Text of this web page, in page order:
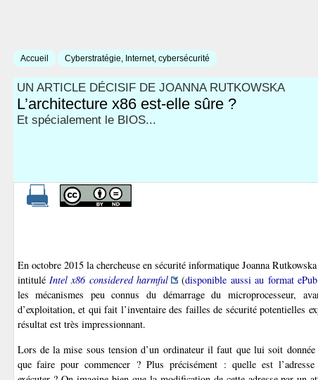
Accueil Cyberstratégie, Internet, cybersécurité
UN ARTICLE DÉCISIF DE JOANNA RUTKOWSKA
L’architecture x86 est-elle sûre ?
Et spécialement le BIOS...
En octobre 2015 la chercheuse en sécurité informatique Joanna
intitulé Intel x86 considered harmful (disponible aussi au format ePub
les mécanismes peu connus du démarrage du microprocesseur,
d’exploitation, et qui fait l’inventaire des failles de sécurité potentielles
résultat est très impressionnant.
Lors de la mise sous tension d’un ordinateur il faut que lui soit donnée
que faire pour commencer ? Plus précisément : quelle est